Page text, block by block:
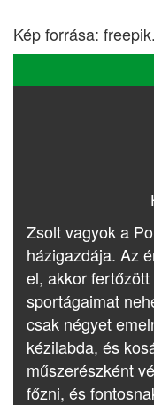
Kép forrása:
Zsolt vagyok a
házigazdája. Az
el, akkor
sportágaimat
csak négyet
kézilabda, és
műszerészként
főzni, és